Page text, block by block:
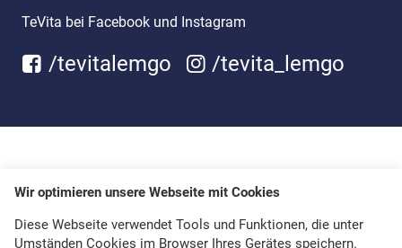
TeVita bei Facebook und Instagram
/tevitalemgo /tevita_lemgo
Wir optimieren unsere Webseite mit Cookies
Diese Webseite verwendet Tools und Funktionen, die unter
Umständen Cookies im Browser Ihres Gerätes speichern.